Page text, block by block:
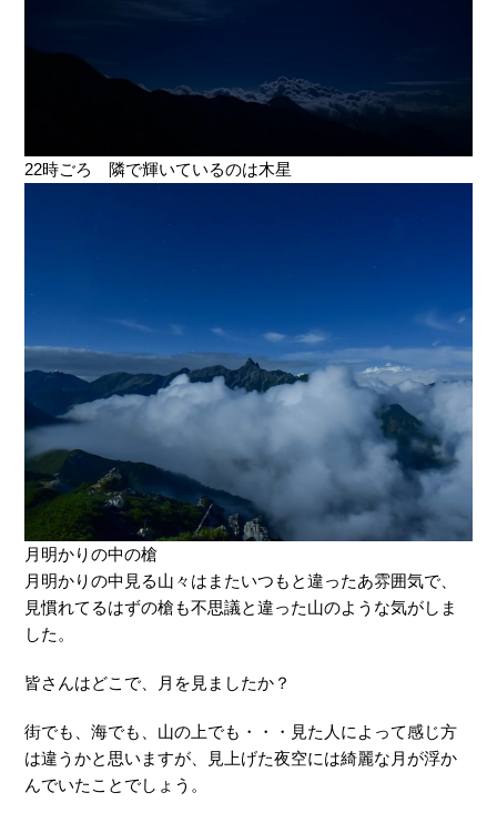
22時ごろ 隣で輝いているのは木星
月明かりの中の槍
月明かりの中見る山々はまたいつもと違ったあ雰囲気で、
見慣れてるはずの槍も不思議と違った山のような気がしま
した。
皆さんはどこで、月を見ましたか？
街でも、海でも、山の上でも・・・見た人によって感じ方
は違うかと思いますが、見上げた夜空には綺麗な月が浮か
んでいたことでしょう。